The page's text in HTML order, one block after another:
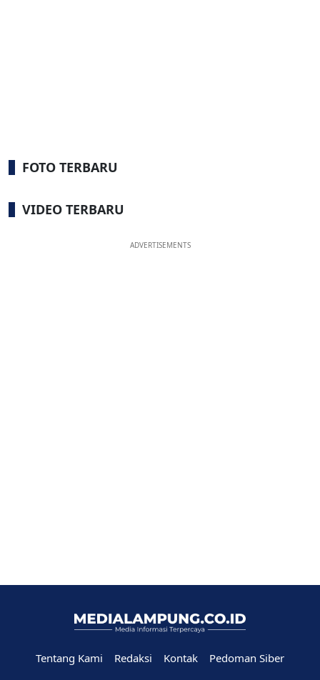
FOTO TERBARU
VIDEO TERBARU
ADVERTISEMENTS
Tentang Kami Redaksi Kontak
Pedoman Siber